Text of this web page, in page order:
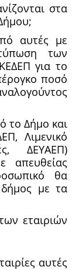
στα
αυτές με
των
για το
ποσό
το Δήμο και
Λιμενικό
ΔΕΥΑΕΠ)
απευθείας
θα
με τα
εταιριών
αυτές